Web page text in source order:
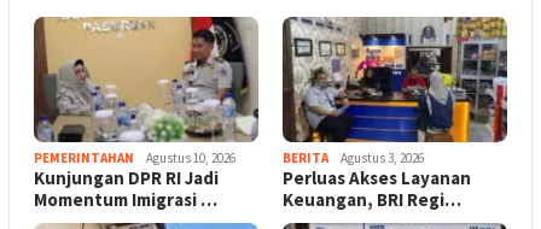
PEMERINTAHAN Agustus 10, 2026
Kunjungan DPR RI Jadi
Momentum Imigrasi …
BERITA Agustus 3, 2026
Perluas Akses Layanan
Keuangan, BRI Regi…